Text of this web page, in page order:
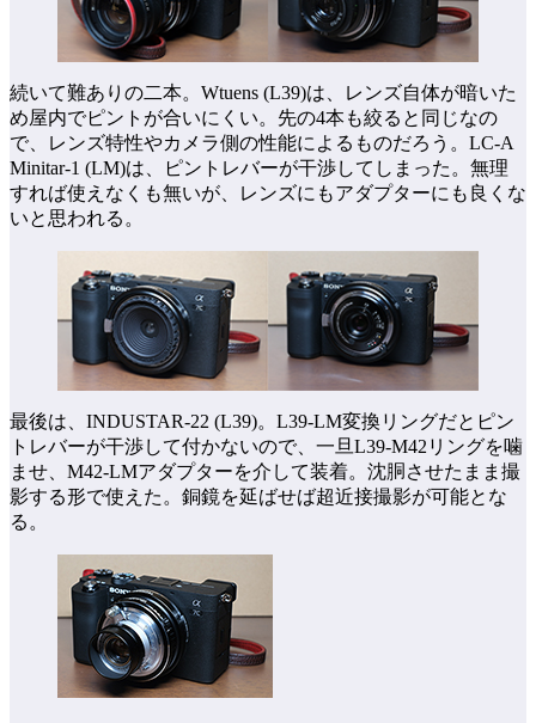
続いて難ありの二本。Wtuens (L39)は、レンズ自体が暗いた
め屋内でピントが合いにくい。先の4本も絞ると同じなの
で、レンズ特性やカメラ側の性能によるものだろう。LC-A
Minitar-1 (LM)は、ピントレバーが干渉してしまった。無理
すれば使えなくも無いが、レンズにもアダプターにも良くな
いと思われる。
最後は、INDUSTAR-22 (L39)。L39-LM変換リングだとピン
トレバーが干渉して付かないので、一旦L39-M42リングを噛
ませ、M42-LMアダプターを介して装着。沈胴させたまま撮
影する形で使えた。銅鏡を延ばせば超近接撮影が可能とな
る。